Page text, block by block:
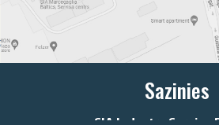
Sazinies